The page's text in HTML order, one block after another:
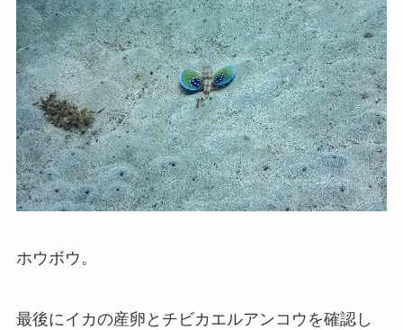
ホウボウ。
最後にイカの産卵とチビカエルアンコウを確認し